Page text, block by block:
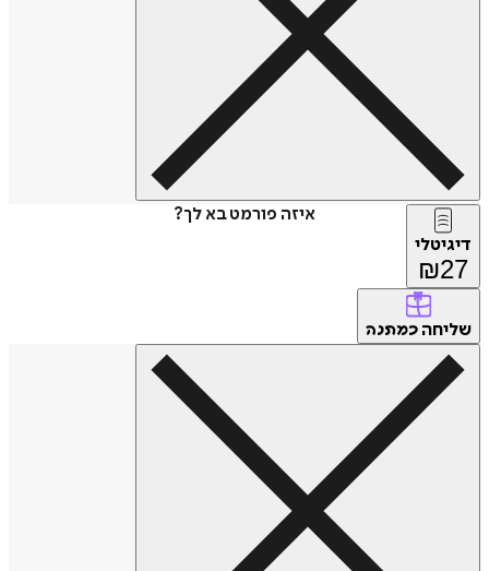
איזה פורמט בא לך?
דיגיטלי
₪27
שליחה כמתנה